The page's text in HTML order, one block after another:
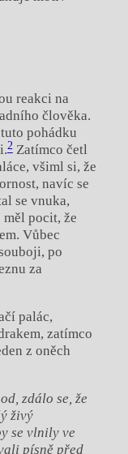
reakci na
člověka.
pohádku
2Zatímco četl
všiml si, že
navíc se
se vnuka,
pocit, že
Vůbec
po
za
palác,
zatímco
z oněch
zdálo se, že
živý
se vlnily ve
písně před